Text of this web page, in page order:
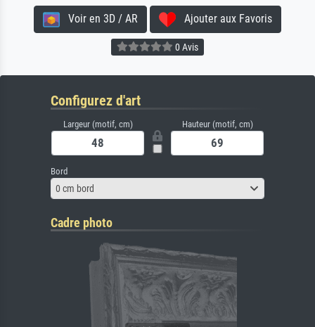
Voir en 3D / AR Ajouter aux Favoris
0 Avis
Configurez d'art
Largeur (motif, cm) Hauteur (motif, cm)
Bord
0 cm bord
Cadre photo